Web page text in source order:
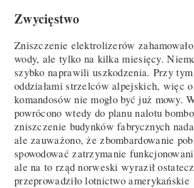
Zwycięstwo
Zniszczenie elektrolizerów
wody, ale tylko na kilka miesięcy.
szybko naprawili uszkodzenia. Przy
oddziałami strzelców alpejskich, więc
komandosów nie mogło być już mowy.
powrócono wtedy do planu nalotu
zniszczenie budynków fabrycznych
ale zauważono, że zbombardowanie
spowodować zatrzymanie
ale na to rząd norweski wyraził
przeprowadziło lotnictwo amerykańskie